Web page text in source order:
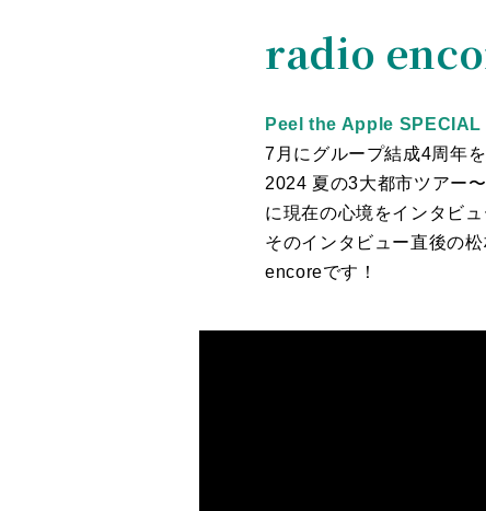
radio
Peel the Apple SPECIAL
7月にグループ結成4周年
2024 夏の3大都市ツアー
に現在の心境をインタビュ
そのインタビュー直後の
encoreです！